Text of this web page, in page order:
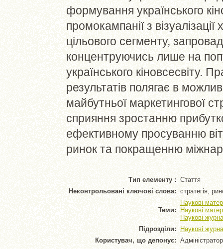
формування українського
промокампанії з
цільового сегменту,
концентруючись лише на
українського кіновсесвіту.
результатів полягає в
майбутньої маркетингової
сприяння зростанню
ефективному просуванню
ринок та покращенню
Тип елементу : Стаття
Неконтрольовані ключові слова: стратегія,
Теми:
Наукові
Наукові
Наукові
Підрозділи:
Наукові
Користувач, що депонує: